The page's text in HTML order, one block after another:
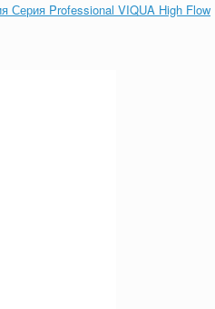
Серия Professional VIQUA High Flow